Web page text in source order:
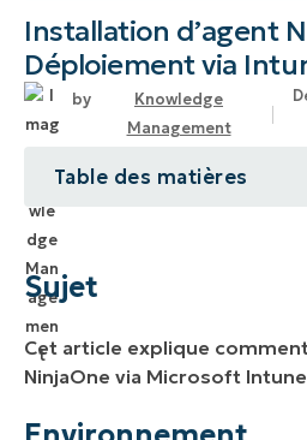
Installation d’agent
Déploiement via
Knowledge
Management
Table des matières
Environnement
Foire aux questions
Sujet
Cet article explique
NinjaOne via Microsoft